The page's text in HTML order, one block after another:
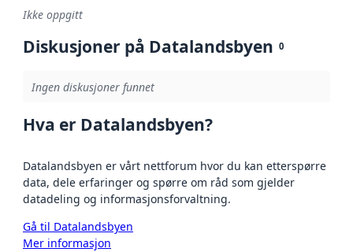
Ikke oppgitt
Diskusjoner på Datalandsbyen 0
Ingen diskusjoner funnet
Hva er Datalandsbyen?
Datalandsbyen er vårt nettforum hvor du kan etterspørre
data, dele erfaringer og spørre om råd som gjelder
datadeling og informasjonsforvaltning.
Gå til Datalandsbyen
Mer informasjon